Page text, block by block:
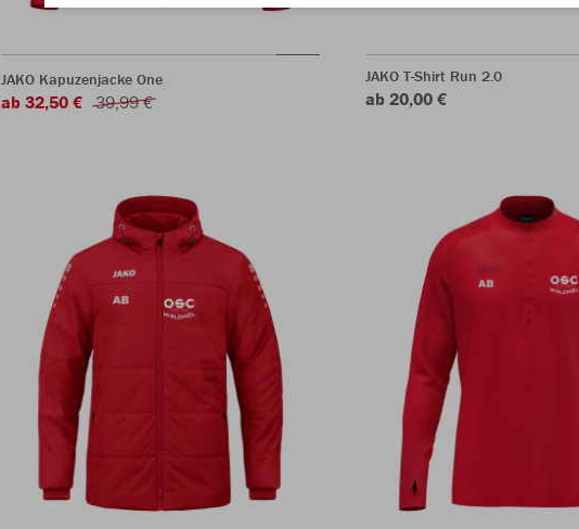
JAKO Kapuzenjacke One
ab 32,50 € 39,99 €
JAKO T-Shirt Run 2.0
ab 20,00 €